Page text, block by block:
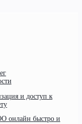
и доступ к
онлайн быстро и